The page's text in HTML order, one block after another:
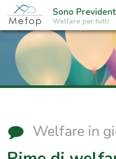
Sono
Welfare per tutti
Welfare in